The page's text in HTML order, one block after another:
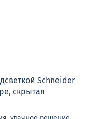
Schneider
скрытая